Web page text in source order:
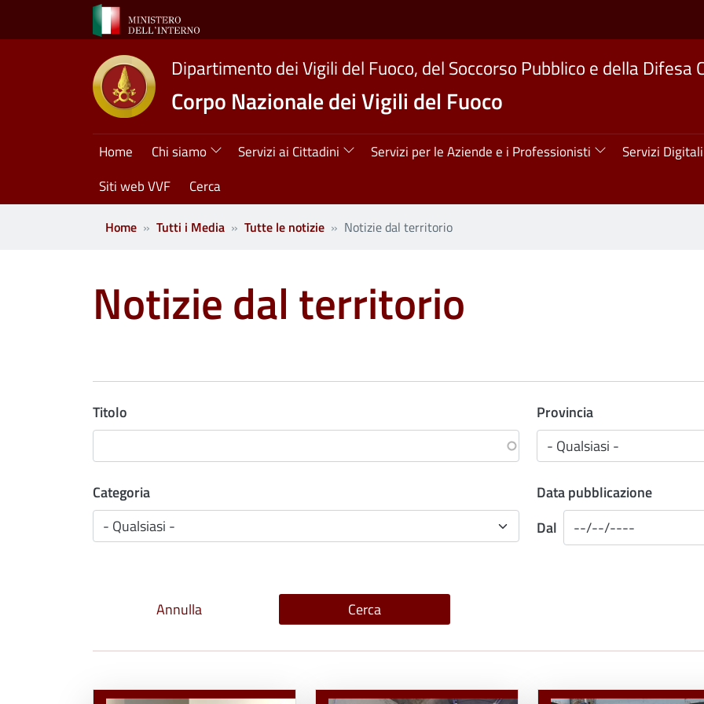
Salta al contenuto principale
Dipartimento dei Vigili del Fuoco, del Soccorso Pubblico e della Difesa
Corpo Nazionale dei Vigili del Fuoco
Navigazione principale
Home Chi siamo Servizi ai Cittadini Servizi per le Aziende e i Professionisti
Servizi Digitali
Siti web VVF
Cerca
Home Tutti i Media Tutte le notizie Notizie dal territorio
Notizie dal territorio
Titolo Provincia
Categoria
Data pubblicazione
Dal